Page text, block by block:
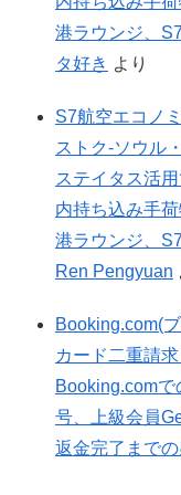
港ラウンジ、
タ好き より
S7航空エコノ
ストク-ソウル
ステイタス活
内持ち込み手
港ラウンジ、
Ren Pengyuan
Booking.com(
カード二重請
Booking.com
号、上級会員
返金完了までの